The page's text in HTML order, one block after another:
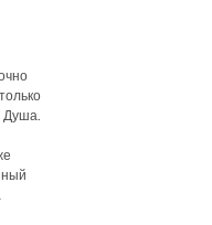
Душа.